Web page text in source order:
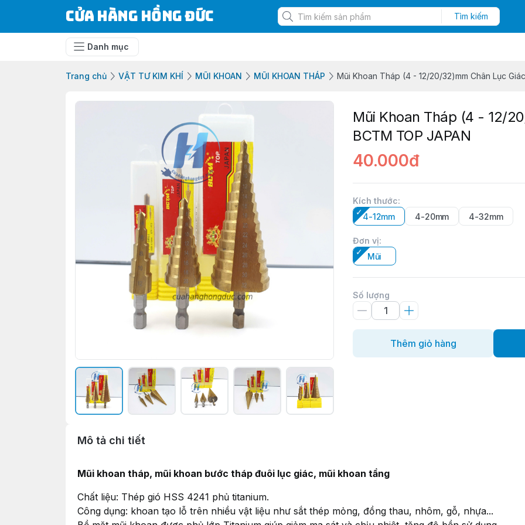
Cửa Hàng Hồng Đức Tìm kiếm
Danh mục
Trang chủ VẬT TƯ KIM KHÍ MŨI KHOAN MŨI KHOAN THÁP Mũi Khoan Tháp (4 - 12/20/32)mm Chân Lục
Mũi Khoan Tháp (4 - 12/
BCTM TOP JAPAN
40.000đ
Kích thước:
4-12mm
4-20mm 4-32mm
Đơn vị:
Mũi
Số lượng
Thêm giỏ hàng
Mô tả chi tiết
Mũi khoan tháp, mũi khoan bước tháp đuôi lục giác, mũi khoan tầng
Chất liệu: Thép gió HSS 4241 phủ titanium.
Công dụng: khoan tạo lỗ trên nhiều vật liệu như sắt thép mỏng, đồng thau, nhôm, gỗ, nhựa...